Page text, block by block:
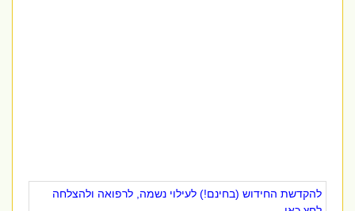
להקדשת החידוש (בחינם!) לעילוי נשמה, לרפואה ולהצלחה